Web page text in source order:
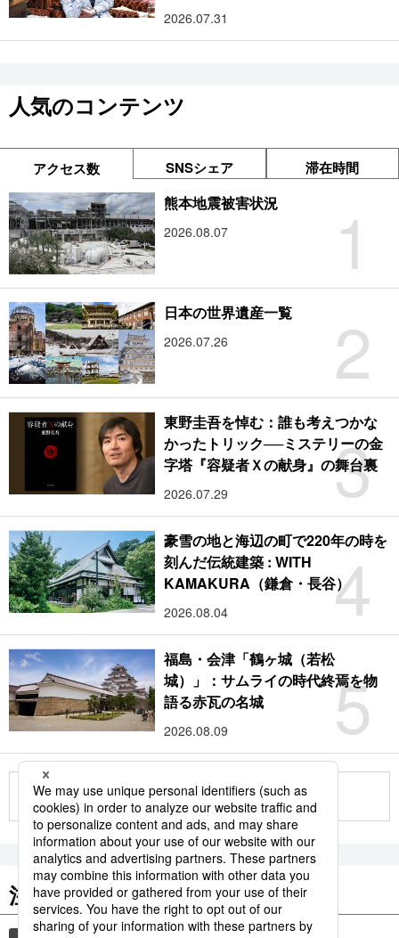
2026.07.31
人気のコンテンツ
アクセス数 SNSシェア 滞在時間
1
熊本地震被害状況
2026.08.07
2
日本の世界遺産一覧
2026.07.26
3
東野圭吾を悼む：誰も考えつかな
かったトリック──ミステリーの金
字塔『容疑者Ｘの献身』の舞台裏
2026.07.29
4
豪雪の地と海辺の町で220年の時を
刻んだ伝統建築 : WITH
KAMAKURA（鎌倉・長谷）
2026.08.04
5
福島・会津「鶴ヶ城（若松
城）」：サムライの時代終焉を物
語る赤瓦の名城
2026.08.09
もっと見る
注目のキーワード